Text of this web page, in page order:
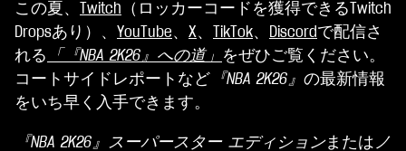
この夏、 Twitch （ロッカーコードを獲得できるTwitch
Dropsあり）、 YouTube、 X、 TikTok、 Discordで配信さ
れる
「『NBA 2K26』への道」
をぜひご覧ください。
コートサイドレポートなど
『NBA 2K26』 の最新情報
をいち早く入手できます。
『NBA 2K26』スーパースター エディションまたは ノ